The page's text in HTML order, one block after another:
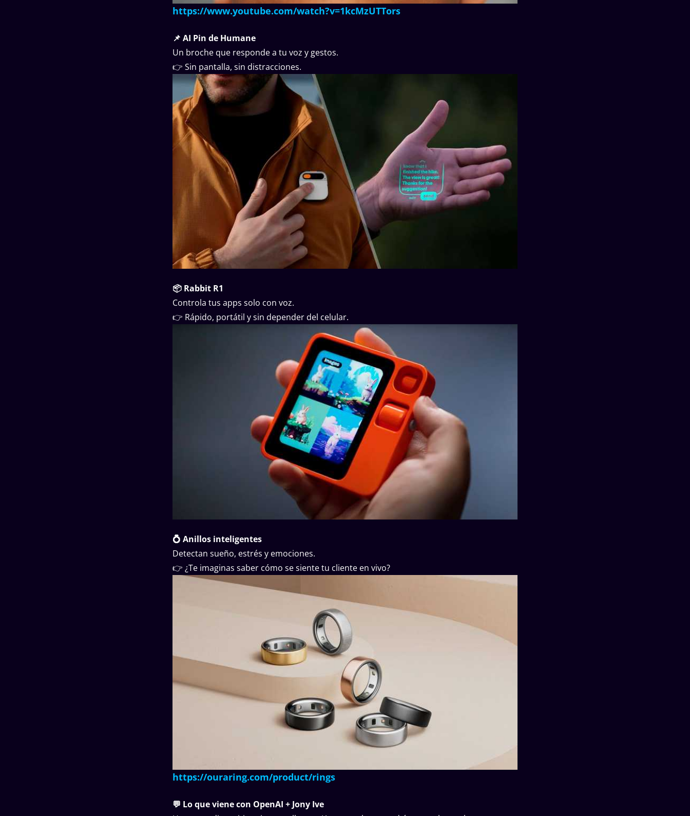
https://www.youtube.com/watch?v=1kcMzUTTors
📌 AI Pin de Humane
Un broche que responde a tu voz y gestos.
👉 Sin pantalla, sin distracciones.
📦 Rabbit R1
Controla tus apps solo con voz.
👉 Rápido, portátil y sin depender del celular.
💍 Anillos inteligentes
Detectan sueño, estrés y emociones.
👉 ¿Te imaginas saber cómo se siente tu cliente en vivo?
https://ouraring.com/product/rings
💬 Lo que viene con OpenAI + Jony Ive